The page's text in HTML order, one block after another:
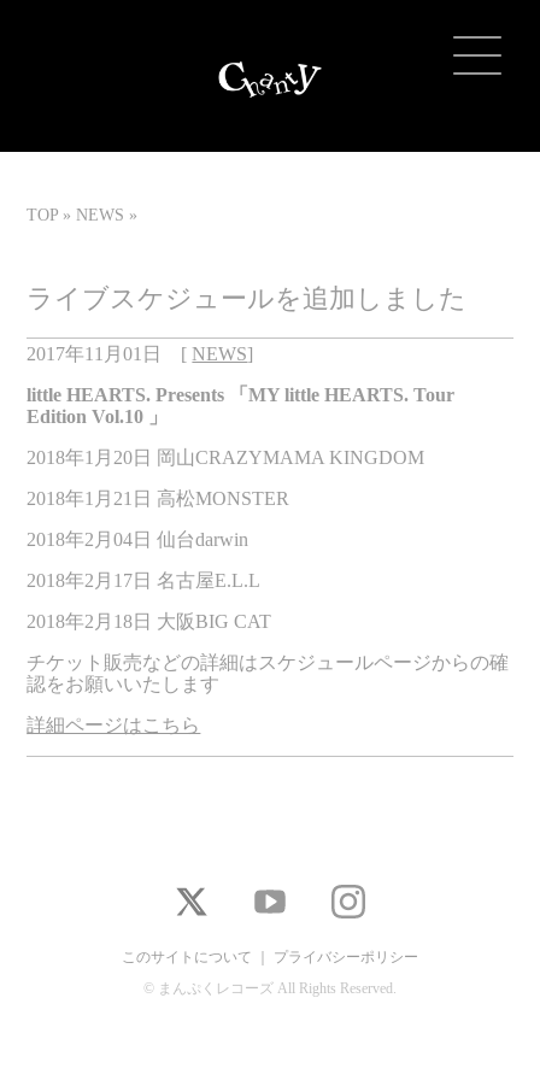
TOP NEWS
ライブスケジュールを追加しました
2017年11月01日 [ NEWS]
little HEARTS. Presents 「MY little HEARTS. Tour
Edition Vol.10 」
2018年1 月 20日 岡山CRAZYMAMA KINGDOM
2018年1 月 21 日 高松MONSTER
2018年2 月04日 仙台darwin
2018年2 月 17日 名古屋E.L.L
2018年2 月 18日 大阪BIG CAT
チケット販売などの詳細はスケジュールページからの確
認をお願いいたします
詳細ページはこちら
このサイトについて プライバシーポリシー
© まんぷくレコーズ All Rights Reserved.